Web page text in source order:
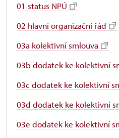
01 status NPÚ
02 hlavní organizační řád
03a kolektivní smlouva
03b dodatek ke kolektivní
03c dodatek ke kolektivní
03d dodatek ke kolektivní
03e dodatek ke kolektivní